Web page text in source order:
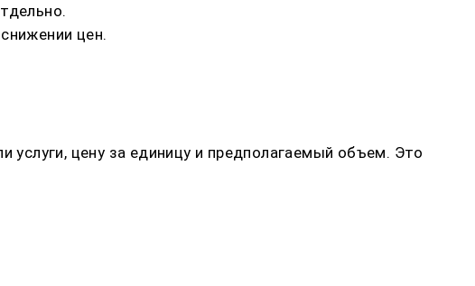
цен.
услуги, цену за единицу и предполагаемый объем. Это